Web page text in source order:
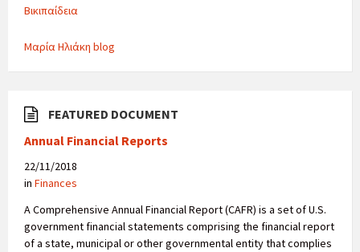
Βικιπαίδεια
Μαρία Ηλιάκη blog
FEATURED DOCUMENT
Annual Financial Reports
22/11/2018
in Finances
A Comprehensive Annual Financial Report (CAFR) is a set of U.S.
government financial statements comprising the financial report
of a state, municipal or other governmental entity that complies